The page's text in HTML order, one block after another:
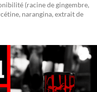
(racine de gingembre,
narangina, extrait de